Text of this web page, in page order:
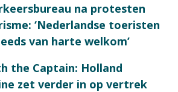
na protesten
‘Nederlandse toeristen
van harte welkom’
the Captain: Holland
zet verder in op vertrek